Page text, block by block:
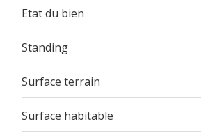
Etat du bien
Standing
Surface terrain
Surface habitable